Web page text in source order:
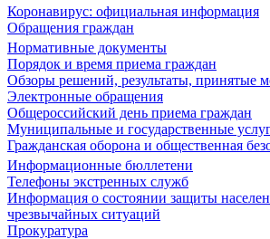
Коронавирус: официальная информация
Обращения граждан
Нормативные документы
Порядок и время приема граждан
Обзоры решений, результаты, принятые
Электронные обращения
Общероссийский день приема граждан
Муниципальные и государственные
Гражданская оборона и общественная
Информационные бюллетени
Телефоны экстренных служб
Информация о состоянии защиты
чрезвычайных ситуаций
Прокуратура